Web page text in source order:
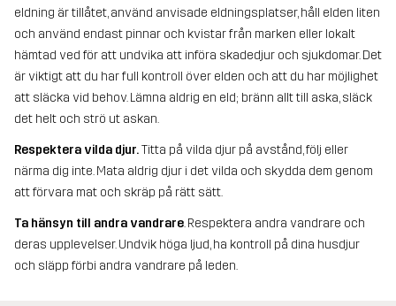
eldning är tillåtet, använd anvisade eldningsplatser, håll elden liten
och använd endast pinnar och kvistar från marken eller lokalt
hämtad ved för att undvika att införa skadedjur och sjukdomar. Det
är viktigt att du har full kontroll över elden och att du har möjlighet
att släcka vid behov. Lämna aldrig en eld; bränn allt till aska, släck
det helt och strö ut askan.
Respektera vilda djur.Titta på vilda djur på avstånd, följ eller
närma dig inte. Mata aldrig djur i det vilda och skydda dem genom
att förvara mat och skräp på rätt sätt.
Ta hänsyn till andra vandrare. Respektera andra vandrare och
deras upplevelser. Undvik höga ljud, ha kontroll på dina husdjur
och släpp förbi andra vandrare på leden.